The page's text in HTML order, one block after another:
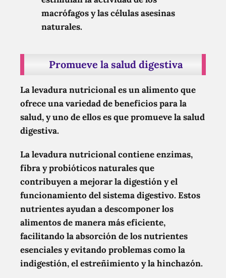
macrófagos y las células asesinas
naturales.
Promueve la salud digestiva
La levadura nutricional es un alimento que
ofrece una variedad de beneficios para la
salud, y uno de ellos es que promueve la salud
digestiva.
La levadura nutricional contiene enzimas,
fibra y probióticos naturales que
contribuyen a mejorar la digestión y el
funcionamiento del sistema digestivo. Estos
nutrientes ayudan a descomponer los
alimentos de manera más eficiente,
facilitando la absorción de los nutrientes
esenciales y evitando problemas como la
indigestión, el estreñimiento y la hinchazón.